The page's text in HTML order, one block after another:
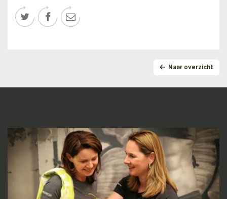
  
Naar overzicht
Lidmaatschapstest
BENIEUWD WAT BIJ JE PAST?
Wij helpen je graag naar een fit, gezond en goed
gevoel!